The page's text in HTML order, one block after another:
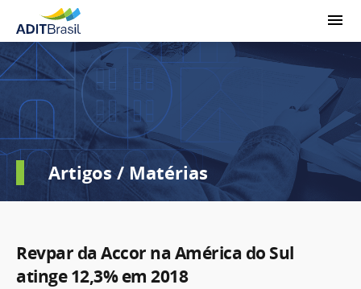
Artigos / Matérias
Revpar da Accor na América do Sul
atinge 12,3% em 2018